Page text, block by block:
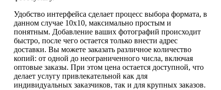
Удобство интерфейса сделает процесс выбора формата, в
данном случае 10х10, максимально простым и
понятным. Добавление ваших фотографий происходит
быстро, после чего остается только внести адрес
доставки. Вы можете заказать различное количество
копий: от одной до неограниченного числа, включая
оптовые заказы. При этом цена остается доступной, что
делает услугу привлекательной как для
индивидуальных заказчиков, так и для крупных заказов.